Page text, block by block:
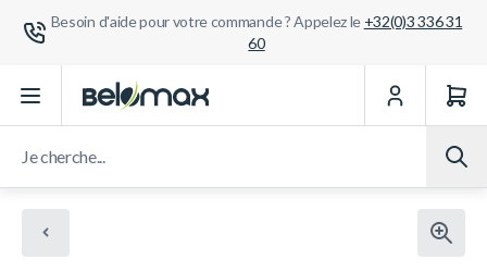
Besoin d'aide pour votre commande ? Appelez le +32(0)3 336 31
60